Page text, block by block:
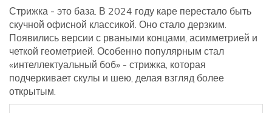
Стрижка - это база. В 2024 году каре перестало быть
скучной офисной классикой. Оно стало дерзким.
Появились версии с рваными концами, асимметрией и
четкой геометрией. Особенно популярным стал
«интеллектуальный боб» - стрижка, которая
подчеркивает скулы и шею, делая взгляд более
открытым.